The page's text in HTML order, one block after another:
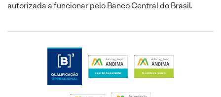
autorizada a funcionar pelo Banco Central do Brasil.